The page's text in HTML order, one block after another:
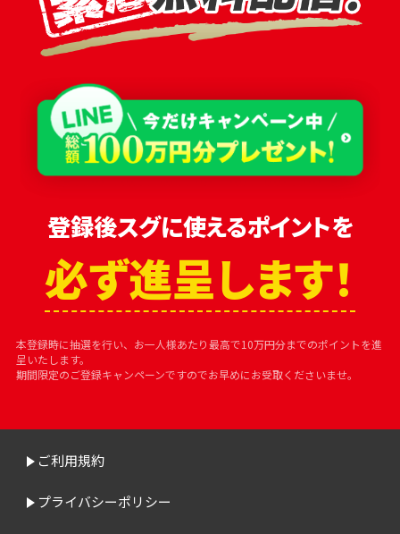
登録後スグに使えるポイントを
必ず進呈します！
本登録時に抽選を行い、お一人様あたり最高で10万円分までのポイントを進
呈いたします。
期間限定のご登録キャンペーンですのでお早めにお受取くださいませ。
ご利用規約
プライバシーポリシー